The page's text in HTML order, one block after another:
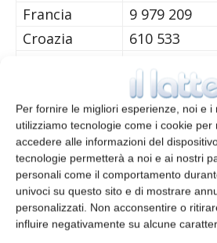
Per fornire le migliori esperienze, noi e i
utilizziamo tecnologie come i cookie per
accedere alle informazioni del
tecnologie permetterà a noi e ai nostri
personali come il comportamento
univoci su questo sito e di mostrare
personalizzati. Non acconsentire o
influire negativamente su alcune
Francia
9 979 209
Croazia
610 533
252 652
Lettonia
868 581
Lituania
1 236 781
Lussemburgo
193 000
Ungheria
2 970 122
Malta
193 000
Paesi Bassi
2 176 932